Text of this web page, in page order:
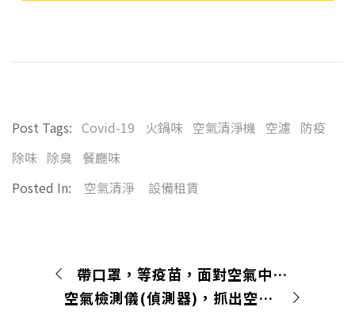
Post Tags: Covid-19 火鍋味 空氣清淨機 空濾 防疫
除味 除臭
餐廳味
Posted In:
空氣清淨 設備租賃
帶口罩，等疫苗，面對空氣中要命的氣溶膠傳播。接種新冠疫苗前，後疫情時代，我們可以做這些防疫部署。
空氣檢測儀(偵測器)，抓出空氣中 PM2.5 及甲醛含量